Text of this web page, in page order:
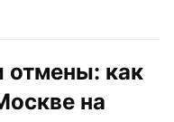
отмены: как
на